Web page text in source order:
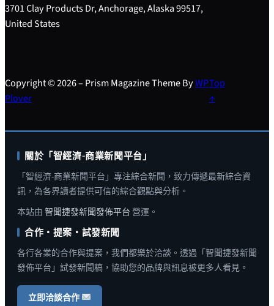
3701 Clay Products Dr, Anchorage, Alaska 99517,
United States
Copyright © 2026 – Prism Magazine Theme ByWP
Plover
Top
↑
關於「智經濟-商業新聞平台」
「智經濟-商業新聞平台」專注綜合新聞，致力傳遞最新綜合資
訊，為各界讀者提供可信的綜合觀點與分析。
本站由 智聞捷發新聞發佈平台 營運。
合作・提案・試發新聞
各行各業的合作與提案，我們都樂於洽談。透過「智聞捷發新聞
發佈平台」試發新聞稿，協助您的品牌與訊息被更多人看見。
立即洽談合作